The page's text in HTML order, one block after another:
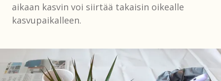
aikaan kasvin voi siirtää takaisin oikealle
kasvupaikalleen.